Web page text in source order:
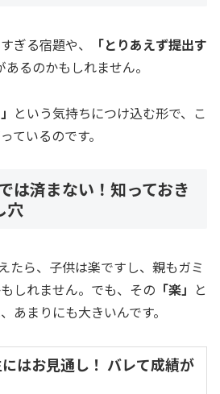
ぎる宿題や、
「とりあえず提出す
あるのかもしれません。
という気持ちにつけ込む形で、こ
ているのです。
は済まない！知っておき
穴
たら、子供は楽ですし、親もガミ
しれません。でも、その 「楽」 と
あまりにも大きいんです。
はお見通し！ バレて成績が